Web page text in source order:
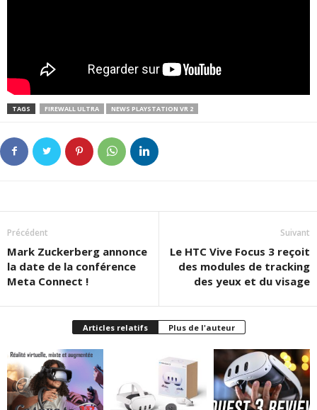
TAGS FIREWALL ULTRA NEWS PLAYSTATION VR 2
Précédent
Mark Zuckerberg annonce
la date de la conférence
Meta Connect !
Suivant
Le HTC Vive Focus 3 reçoit
des modules de tracking
des yeux et du visage
Articles relatifs Plus de l'auteur